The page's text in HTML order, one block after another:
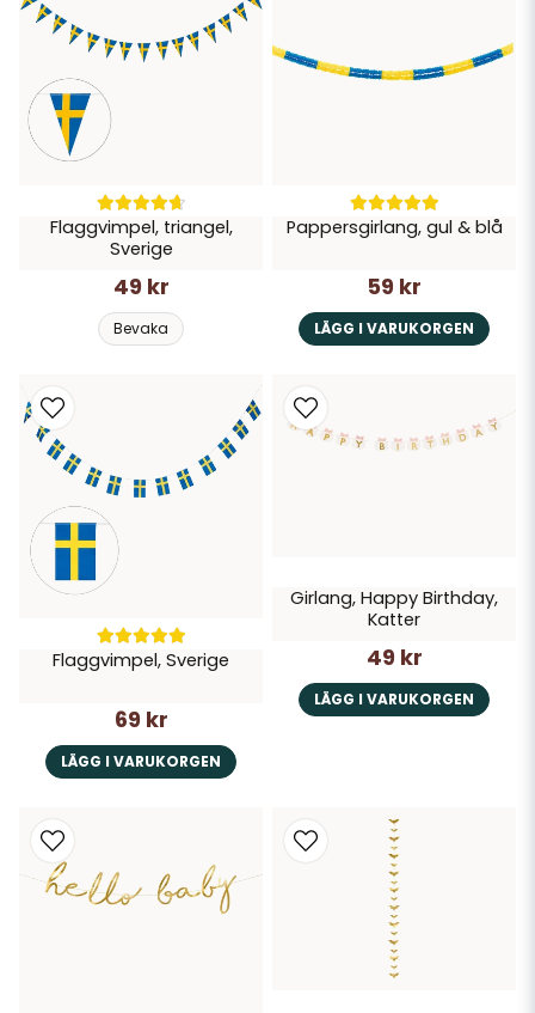
Flaggvimpel, triangel,
Sverige
49 kr
Bevaka
Pappersgirlang, gul & blå
59 kr
LÄGG I VARUKORGEN
Flaggvimpel, Sverige
69 kr
LÄGG I VARUKORGEN
Girlang, Happy Birthday,
Katter
49 kr
LÄGG I VARUKORGEN